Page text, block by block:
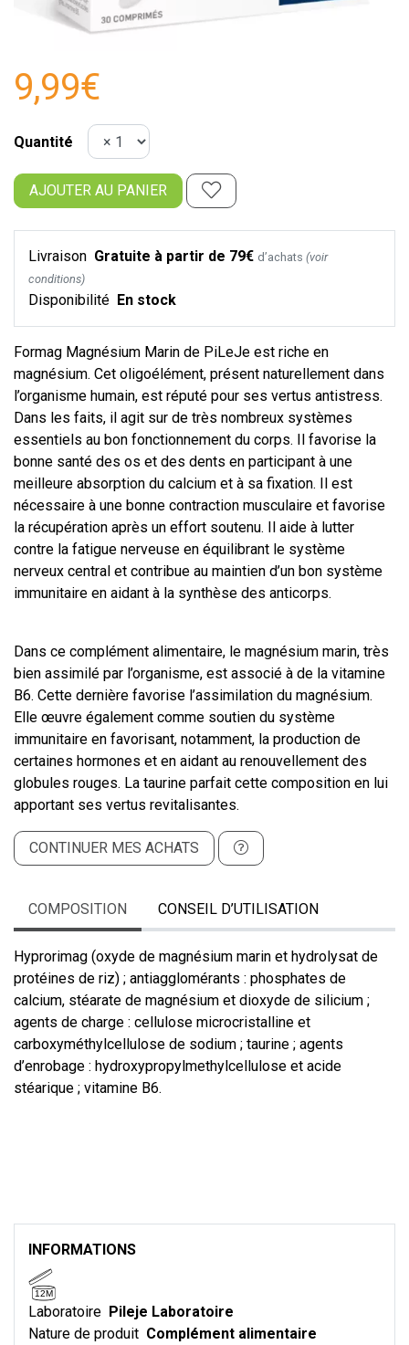
9,99€
Quantité
AJOUTER AU PANIER
Livraison Gratuite à partir de 79€ d’achats (voir
conditions)
Disponibilité En stock
Formag Magnésium Marin de PiLeJe est riche en
magnésium. Cet oligoélément, présent naturellement dans
l’organisme humain, est réputé pour ses vertus antistress.
Dans les faits, il agit sur de très nombreux systèmes
essentiels au bon fonctionnement du corps. Il favorise la
bonne santé des os et des dents en participant à une
meilleure absorption du calcium et à sa fixation. Il est
nécessaire à une bonne contraction musculaire et favorise
la récupération après un effort soutenu. Il aide à lutter
contre la fatigue nerveuse en équilibrant le système
nerveux central et contribue au maintien d’un bon système
immunitaire en aidant à la synthèse des anticorps.
Dans ce complément alimentaire, le magnésium marin, très
bien assimilé par l’organisme, est associé à de la vitamine
B6. Cette dernière favorise l’assimilation du magnésium.
Elle œuvre également comme soutien du système
immunitaire en favorisant, notamment, la production de
certaines hormones et en aidant au renouvellement des
globules rouges. La taurine parfait cette composition en lui
apportant ses vertus revitalisantes.
CONTINUER MES ACHATS
COMPOSITION CONSEIL D’UTILISATION
Hyprorimag (oxyde de magnésium marin et hydrolysat de
protéines de riz) ; antiagglomérants : phosphates de
calcium, stéarate de magnésium et dioxyde de silicium ;
agents de charge : cellulose microcristalline et
carboxyméthylcellulose de sodium ; taurine ; agents
d’enrobage : hydroxypropylmethylcellulose et acide
stéarique ; vitamine B6.
INFORMATIONS
12M
Laboratoire Pileje Laboratoire
Nature de produit Complément alimentaire